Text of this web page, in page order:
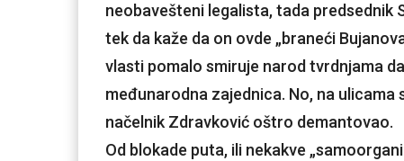
neobavešteni legalista, tada predsednik
tek da kaže da on ovde „braneći
vlasti pomalo smiruje narod tvrdnjama
međunarodna zajednica. No, na
načelnik Zdravković oštro demantovao.
Od blokade puta, ili nekakve